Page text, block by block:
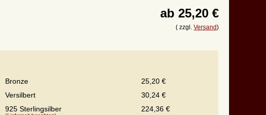
ab 25,20 €
( zzgl. Versand)
Bronze
25,20 €
Versilbert
30,24 €
925 Sterlingsilber
224,36 €